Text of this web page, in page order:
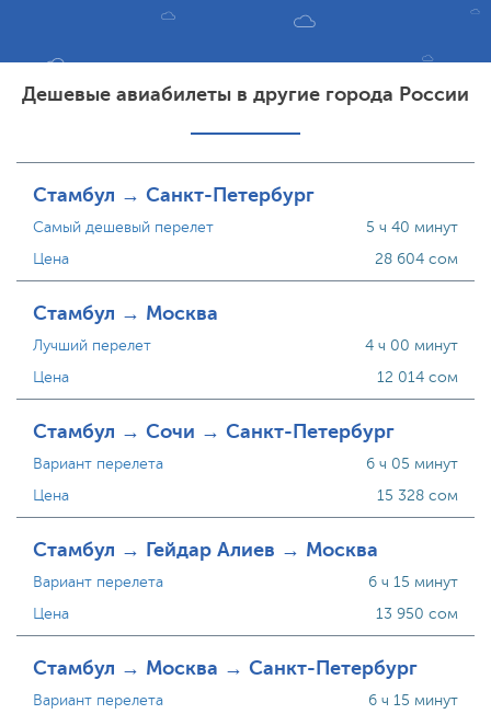
Дешевые авиабилеты в другие города России
Стамбул → Санкт-Петербург
Самый дешевый перелет
Цена
5 ч 40 минут
28 604 сом
Стамбул → Москва
Лучший перелет
Цена
4 ч 00 минут
12 014 сом
Стамбул → Сочи → Санкт-Петербург
Вариант перелета
Цена
6 ч 05 минут
15 328 сом
Стамбул → Гейдар Алиев → Москва
Вариант перелета
Цена
6 ч 15 минут
13 950 сом
Стамбул → Москва → Санкт-Петербург
Вариант перелета
6 ч 15 минут